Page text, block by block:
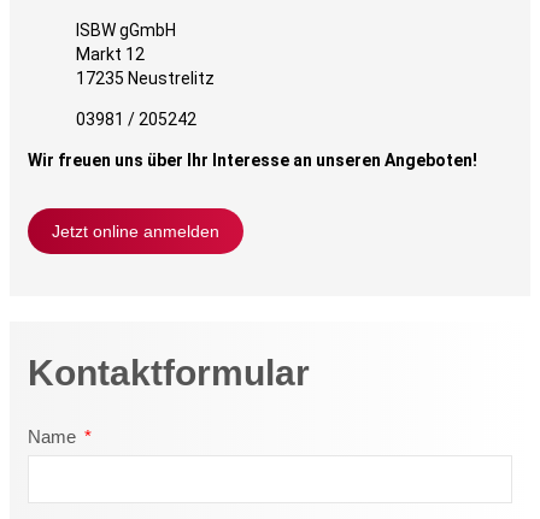
ISBW gGmbH
Markt 12
17235 Neustrelitz
03981 / 205242
Wir freuen uns über Ihr Interesse an unseren Angeboten!
Jetzt online anmelden
Kontaktformular
Name